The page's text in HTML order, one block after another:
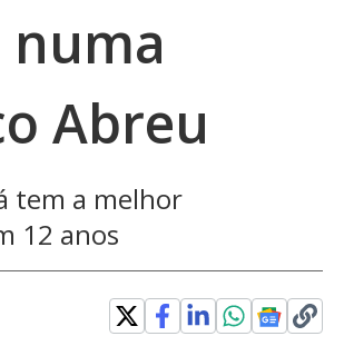
numa
Abreu
tem a melhor
12 anos